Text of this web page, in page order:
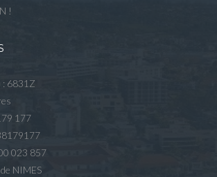
!
: 6831Z
177
023 857
NIMES